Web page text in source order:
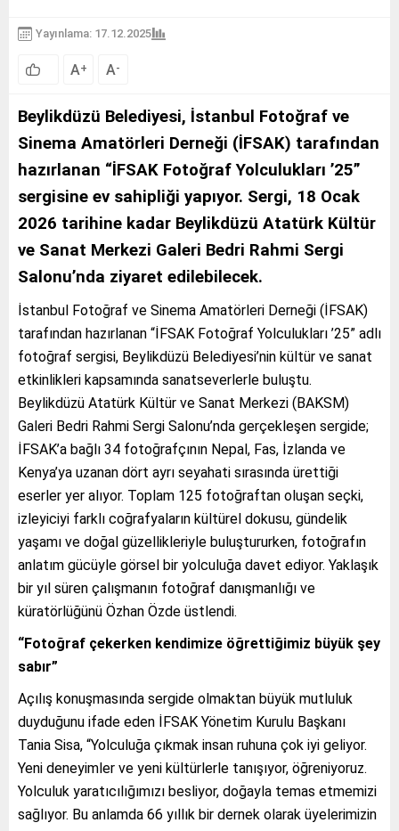
Yayınlama: 17.12.2025
A+ A-
Beylikdüzü Belediyesi, İstanbul Fotoğraf ve
Sinema Amatörleri Derneği (İFSAK) tarafından
hazırlanan “İFSAK Fotoğraf Yolculukları ’25”
sergisine ev sahipliği yapıyor. Sergi, 18 Ocak
2026 tarihine kadar Beylikdüzü Atatürk Kültür
ve Sanat Merkezi Galeri Bedri Rahmi Sergi
Salonu’nda ziyaret edilebilecek.
İstanbul Fotoğraf ve Sinema Amatörleri Derneği (İFSAK)
tarafından hazırlanan “İFSAK Fotoğraf Yolculukları ’25” adlı
fotoğraf sergisi, Beylikdüzü Belediyesi’nin kültür ve sanat
etkinlikleri kapsamında sanatseverlerle buluştu.
Beylikdüzü Atatürk Kültür ve Sanat Merkezi (BAKSM)
Galeri Bedri Rahmi Sergi Salonu’nda gerçekleşen sergide;
İFSAK’a bağlı 34 fotoğrafçının Nepal, Fas, İzlanda ve
Kenya’ya uzanan dört ayrı seyahati sırasında ürettiği
eserler yer alıyor. Toplam 125 fotoğraftan oluşan seçki,
izleyiciyi farklı coğrafyaların kültürel dokusu, gündelik
yaşamı ve doğal güzellikleriyle buluştururken, fotoğrafın
anlatım gücüyle görsel bir yolculuğa davet ediyor. Yaklaşık
bir yıl süren çalışmanın fotoğraf danışmanlığı ve
küratörlüğünü Özhan Özde üstlendi.
“Fotoğraf çekerken kendimize öğrettiğimiz büyük şey
sabır”
Açılış konuşmasında sergide olmaktan büyük mutluluk
duyduğunu ifade eden İFSAK Yönetim Kurulu Başkanı
Tania Sisa, “Yolculuğa çıkmak insan ruhuna çok iyi geliyor.
Yeni deneyimler ve yeni kültürlerle tanışıyor, öğreniyoruz.
Yolculuk yaratıcılığımızı besliyor, doğayla temas etmemizi
sağlıyor. Bu anlamda 66 yıllık bir dernek olarak üyelerimizin